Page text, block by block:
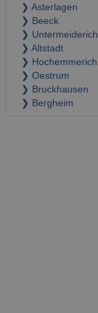
❯ Asterlagen
❯ Beeck
❯ Untermeiderich
❯ Altstadt
❯ Hochemmerich
❯ Oestrum
❯ Bruckhausen
❯ Bergheim